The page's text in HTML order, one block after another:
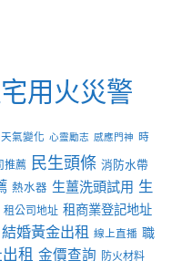
用火災警
天氣變化 心靈勵志 感應門神 時
推薦 民生頭條 消防水帶
熱水器 生薑洗頭試用 生
租公司地址 租商業登記地址
結婚黃金出租 線上直播 職
租 金價查詢 防火材料